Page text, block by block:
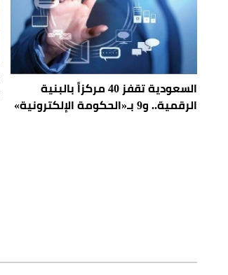
السعودية تقفز 40 مركزاً بالبنية
الرقمية.. و9 بـ«الحكومة الإلكترونية»